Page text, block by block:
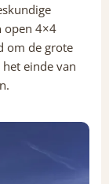
open 4×4
om de grote
einde van